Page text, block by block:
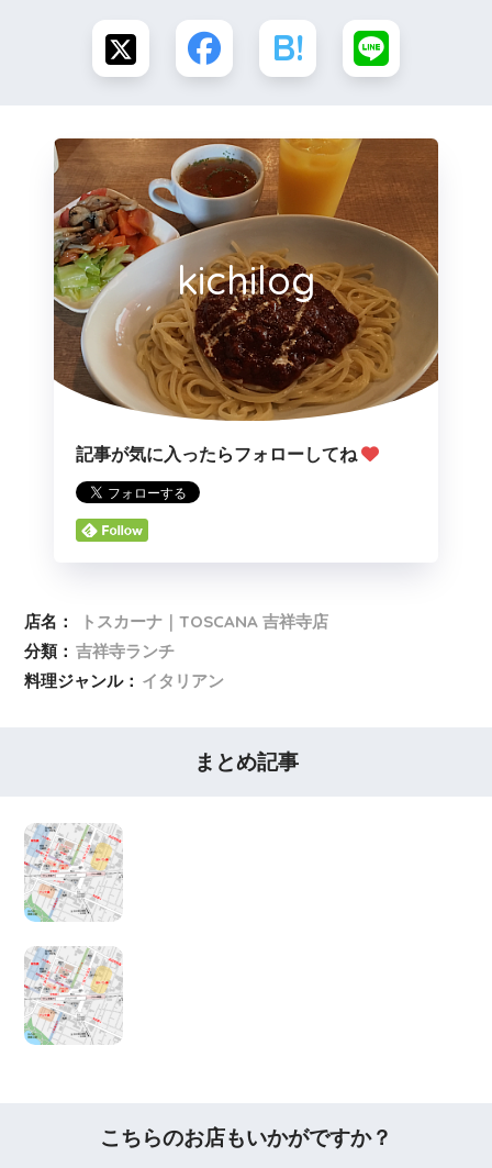
kichilog
記事が気に入ったらフォローしてね
店名：
トスカーナ｜TOSCANA 吉祥寺店
分類： 吉祥寺ランチ
料理ジャンル： イタリアン
まとめ記事
こちらのお店もいかがですか？